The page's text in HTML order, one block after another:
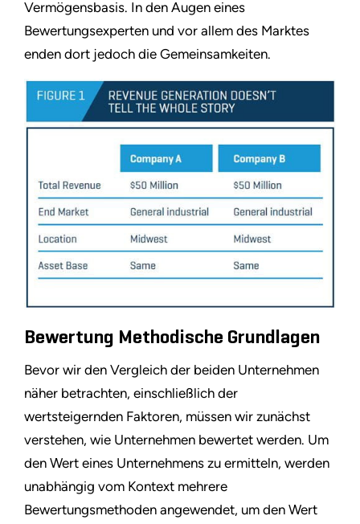
Vermögensbasis. In den Augen eines
Bewertungsexperten und vor allem des Marktes
enden dort jedoch die Gemeinsamkeiten.
Bewertung Methodische Grundlagen
Bevor wir den Vergleich der beiden Unternehmen
näher betrachten, einschließlich der
wertsteigernden Faktoren, müssen wir zunächst
verstehen, wie Unternehmen bewertet werden. Um
den Wert eines Unternehmens zu ermitteln, werden
unabhängig vom Kontext mehrere
Bewertungsmethoden angewendet, um den Wert